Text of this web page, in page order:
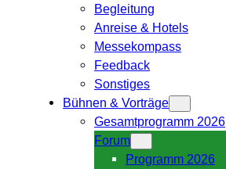
Begleitung
Anreise & Hotels
Messekompass
Feedback
Sonstiges
Bühnen & Vorträge
Gesamtprogramm 2026
Forum
Programm 2026